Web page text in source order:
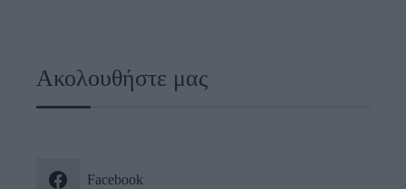
Ακολουθήστε μας
Facebook